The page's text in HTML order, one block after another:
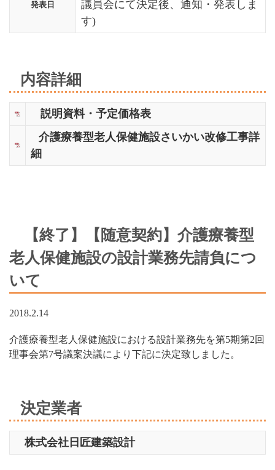
発表日
議員会にて決定後、通知・発表しま
す)
内容詳細
説明資料・予定価格表
介護療養型老人保健施設さいかい改修工事詳
細
【終了】【随意契約】介護療養型
老人保健施設の設計業務先請負につ
いて
2018.2.14
介護療養型老人保健施設における設計業務先を第5期第2回
理事会第7号議案決議により下記に決定致しました。
決定業者
株式会社日匠建築設計